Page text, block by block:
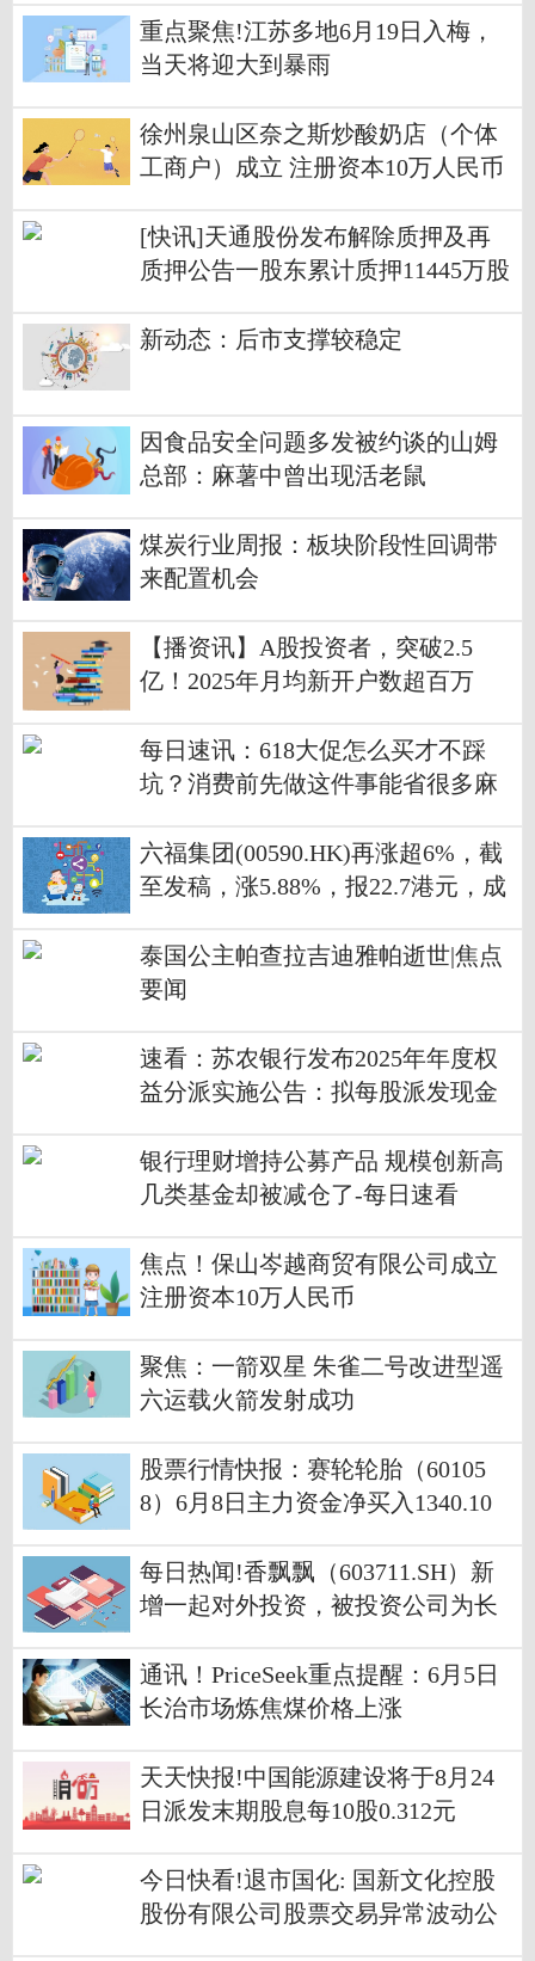
重点聚焦!江苏多地6月19日入梅，
当天将迎大到暴雨
徐州泉山区奈之斯炒酸奶店（个体
工商户）成立 注册资本10万人民币
[快讯]天通股份发布解除质押及再
质押公告一股东累计质押11445万股
新动态：后市支撑较稳定
因食品安全问题多发被约谈的山姆
总部：麻薯中曾出现活老鼠
煤炭行业周报：板块阶段性回调带
来配置机会
【播资讯】A股投资者，突破2.5
亿！2025年月均新开户数超百万
每日速讯：618大促怎么买才不踩
坑？消费前先做这件事能省很多麻
六福集团(00590.HK)再涨超6%，截
至发稿，涨5.88%，报22.7港元，成
泰国公主帕查拉吉迪雅帕逝世|焦点
要闻
速看：苏农银行发布2025年年度权
益分派实施公告：拟每股派发现金
银行理财增持公募产品 规模创新高
几类基金却被减仓了-每日速看
焦点！保山岑越商贸有限公司成立
注册资本10万人民币
聚焦：一箭双星 朱雀二号改进型遥
六运载火箭发射成功
股票行情快报：赛轮轮胎（60105
8）6月8日主力资金净买入1340.10
每日热闻!香飘飘（603711.SH）新
增一起对外投资，被投资公司为长
伙）
通讯！PriceSeek重点提醒：6月5日
长治市场炼焦煤价格上涨
天天快报!中国能源建设将于8月24
日派发末期股息每10股0.312元
今日快看!退市国化: 国新文化控股
股份有限公司股票交易异常波动公